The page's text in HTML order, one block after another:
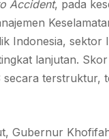
Accident, pada
Indonesia,
lanjutan.
secara terstruktur,
Gubernur